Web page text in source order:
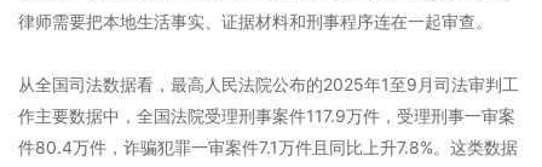
律师需要把本地生活事实、证据材料和刑事程序连在一起审查。
从全国司法数据看，最高人民法院公布的2025年1至9月司法审判工
作主要数据中，全国法院受理刑事案件117.9万件，受理刑事一审案
件80.4万件，诈骗犯罪一审案件7.1万件且同比上升7.8%。这类数据